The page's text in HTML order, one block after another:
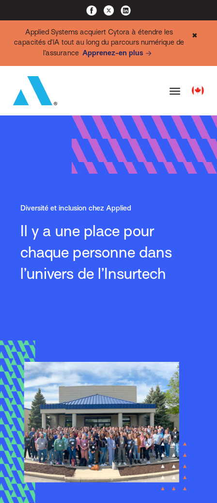
Applied Systems acquiert Cytora à étendre les
capacités d’IA tout au long du parcours numérique de
l’assurance Apprenez-en plus
✖
Diversité et inclusion chez Applied
Il y a une place pour
chaque personne dans
l’univers de l’Insurtech